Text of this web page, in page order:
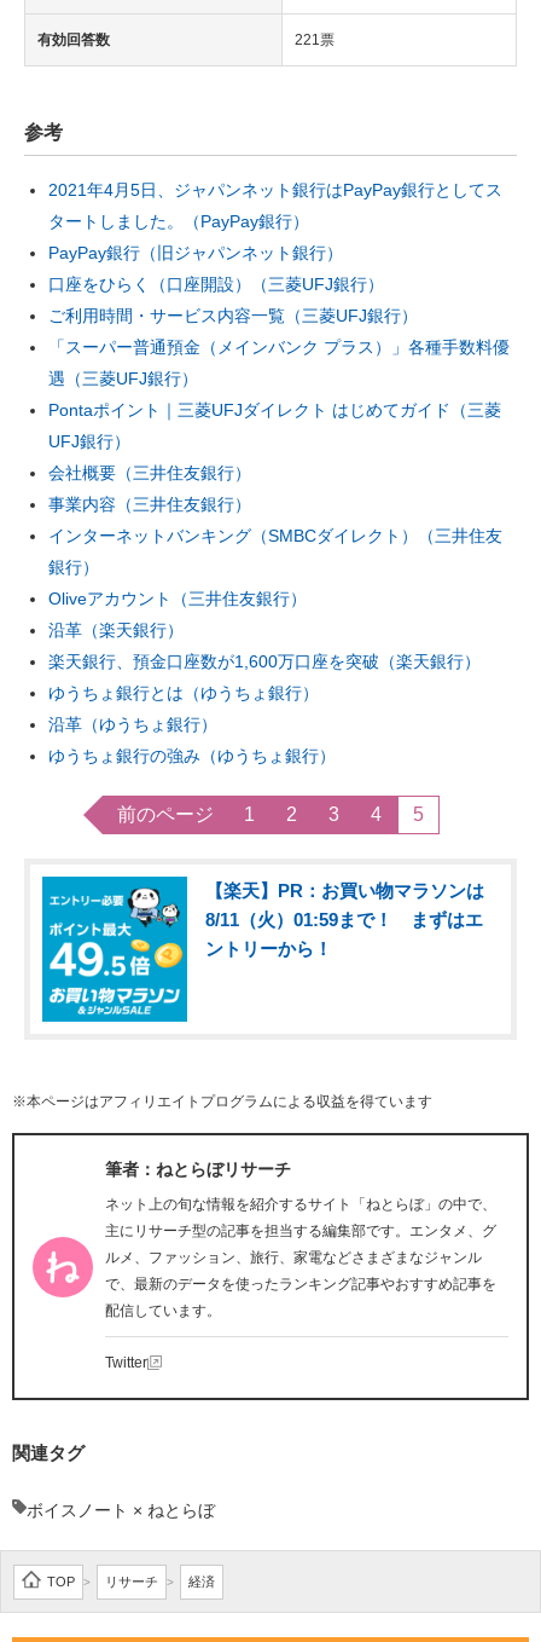
有効回答数 221票
参考
2021年4月5日、ジャパンネット銀行はPayPay銀行としてス
タートしました。（PayPay銀行）
PayPay銀行（旧ジャパンネット銀行）
口座をひらく（口座開設）（三菱UFJ銀行）
ご利用時間・サービス内容一覧（三菱UFJ銀行）
「スーパー普通預金（メインバンク プラス）」各種手数料優
遇（三菱UFJ銀行）
Pontaポイント｜三菱UFJダイレクト はじめてガイド（三菱
UFJ銀行）
会社概要（三井住友銀行）
事業内容（三井住友銀行）
インターネットバンキング（SMBCダイレクト）（三井住友
銀行）
Oliveアカウント（三井住友銀行）
沿革（楽天銀行）
楽天銀行、預金口座数が1,600万口座を突破（楽天銀行）
ゆうちょ銀行とは（ゆうちょ銀行）
沿革（ゆうちょ銀行）
ゆうちょ銀行の強み（ゆうちょ銀行）
前のページ 1 2 3 4 5
【楽天】PR：お買い物マラソンは
8/11（火）01:59まで！ まずはエ
ントリーから！
※本ページはアフィリエイトプログラムによる収益を得ています
筆者：ねとらぼリサーチ
ネット上の旬な情報を紹介するサイト「ねとらぼ」の中で、
主にリサーチ型の記事を担当する編集部です。エンタメ、グ
ルメ、ファッション、旅行、家電などさまざまなジャンル
で、最新のデータを使ったランキング記事やおすすめ記事を
配信しています。
Twitter
関連タグ
ボイスノート × ねとらぼ
TOP > リサーチ > 経済